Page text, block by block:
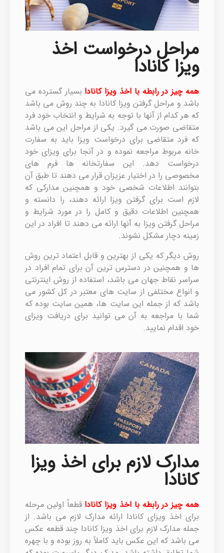
مراحل درخواست اخذ
ویزا کانادا
همه چیز در رابطه با اخذ ویزا کانادا بسیار گسترده می
باشد و مراحل گرفتن ویزا کانادا به چند روش می باشد
که هر کدام از آنها با توجه به شرایط و انتخاب خود فرد
متقاضی صورت می گیرد. یکی از مراحل این می باشد
که فرد متقاضی برای درخواست ویزا باید به سفارت
خانه مربوط مراجعه نموده و در آنجا برای ویزای خود
درخواست دهد. این سفارتخانه ها فرم های
مخصوصی را در اختیار عزیزان قرار می دهند تا طبق آن
بتوانند اطلاعات شخصی خود و همچنین مدارکی که
لازم است برای گرفتن ویزا ارائه دهند، را دانسته و
همچنین اطلاعات دقیق و کامل را در مورد شرایط و
مراحل گرفتن ویزا به آنها ارائه می دهند تا افراد در این
زمینه دچار مشکل نشوند.
روش دیگر که یکی از بهترین و قابل اعتماد ترین روش
ها و همچنین در دسترس ‌ترین آن برای تمام افراد در
سراسر نقاط جهان می باشد، استفاده از روش اینترنتی
و انواع مختلفی از سایت های معتبر در کل کشور می
باشد که از جمله این سایت ها، همین سایت بوده که
شما با مراجعه به آن می توانید برای دریافت ویزای
خود اقدام نمایید.
مدارک لازم برای اخذ ویزا
کانادا
همه چیز در رابطه با اخذ ویزا کانادا قطعاً اولین مرحله
برای اخذ ویزای کانادا ارائه مدارک لازم می باشد. از
جمله مدارک لازم برای اخذ ویزا کانادا چند قطعه عکس
می باشد که این عکس باید کاملاً به روز بوده و با چهره